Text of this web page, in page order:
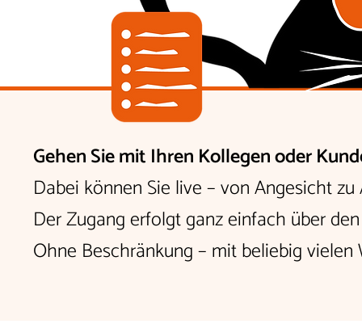
Gehen Sie mit Ihren Kollegen oder
Dabei können Sie live – von Angesicht
Der Zugang erfolgt ganz einfach über
Ohne Beschränkung – mit beliebig vielen